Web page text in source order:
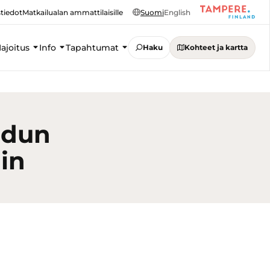
Matkailualan ammattilaisille SuomiEnglish
Info Tapahtumat Haku Kohteet ja kartta